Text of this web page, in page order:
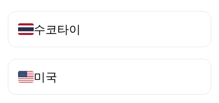
수코타이
미국